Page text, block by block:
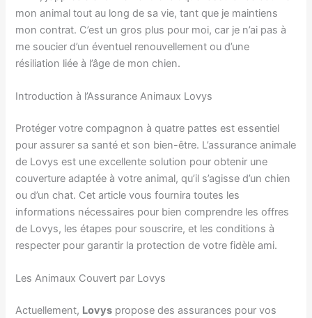
mon animal tout au long de sa vie, tant que je maintiens
mon contrat. C’est un gros plus pour moi, car je n’ai pas à
me soucier d’un éventuel renouvellement ou d’une
résiliation liée à l’âge de mon chien.
Introduction à l’Assurance Animaux Lovys
Protéger votre compagnon à quatre pattes est essentiel
pour assurer sa santé et son bien-être. L’assurance animale
de Lovys est une excellente solution pour obtenir une
couverture adaptée à votre animal, qu’il s’agisse d’un chien
ou d’un chat. Cet article vous fournira toutes les
informations nécessaires pour bien comprendre les offres
de Lovys, les étapes pour souscrire, et les conditions à
respecter pour garantir la protection de votre fidèle ami.
Les Animaux Couvert par Lovys
Actuellement, Lovys propose des assurances pour vos